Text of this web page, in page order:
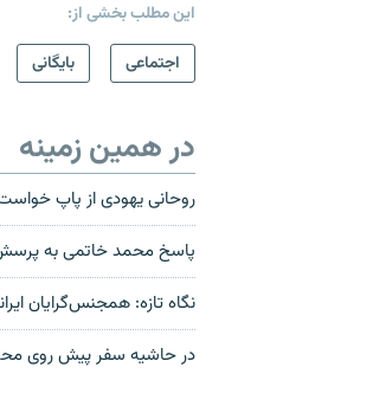
این مطلب بخشی از:
اجتماعی
بایگانی
در همین زمینه
روحانی یهودی از پاپ
پاسخ محمد خاتمی به پرسش
نگاه تازه: همجنس‌گرایان
در حاشیه سفر پیش روی